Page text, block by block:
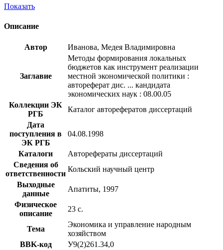
Показать
Описание
Автор Иванова, Медея Владимировна
Заглавие
Методы формирования локальных
бюджетов как инструмент реализации
местной экономической политики :
автореферат дис. ... кандидата
экономических наук : 08.00.05
Коллекции ЭК
РГБ
Каталог авторефератов диссертаций
Дата
поступления в
ЭК РГБ
04.08.1998
Каталоги
Авторефераты диссертаций
Сведения об
ответственности
Кольский научный центр
Выходные
данные
Апатиты, 1997
Физическое
описание
23 с.
Тема
Экономика и управление народным
хозяйством
BBK-код
У9(2)261.34,0